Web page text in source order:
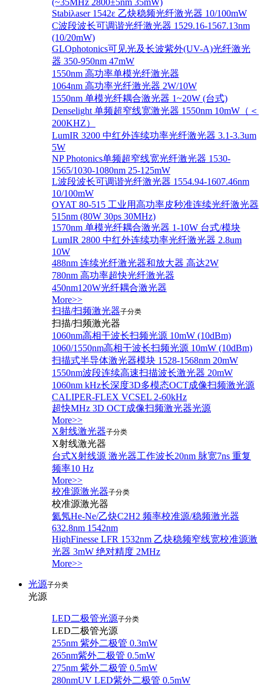
(~35MHz 2800±5nm 35mW)
Stabiλaser 1542ε 乙炔稳频光纤激光器 10/100mW
C波段波长可调谐光纤激光器 1529.16-1567.13nm
(10/20mW)
GLOphotonics可见光及长波紫外(UV-A)光纤激光
器 350-950nm 47mW
1550nm 高功率单模光纤激光器
1064nm 高功率光纤激光器 2W/10W
1550nm 单模光纤耦合激光器 1~20W (台式)
Denselight 单频超窄线宽激光器 1550nm 10mW（＜
200KHZ）
LumIR 3200 中红外连续功率光纤激光器 3.1-3.3um
5W
NP Photonics单频超窄线宽光纤激光器 1530-
1565/1030-1080nm 25-125mW
L波段波长可调谐光纤激光器 1554.94-1607.46nm
10/100mW
OYAT 80-515 工业用高功率皮秒准连续光纤激光器
515nm (80W 30ps 30MHz)
1570nm 单模光纤耦合激光器 1-10W 台式/模块
LumIR 2800 中红外连续功率光纤激光器 2.8um
10W
488nm 连续光纤激光器和放大器 高达2W
780nm 高功率超快光纤激光器
450nm120W光纤耦合激光器
More>>
扫描/扫频激光器子分类
扫描/扫频激光器
1060nm高相干波长扫频光源 10mW (10dBm)
1060/1550nm高相干波长扫频光源 10mW (10dBm)
扫描式半导体激光器模块 1528-1568nm 20mW
1550nm波段连续高速扫描波长激光器 20mW
1060nm kHz长深度3D多模态OCT成像扫频激光源
CALIPER-FLEX VCSEL 2-60kHz
超快MHz 3D OCT成像扫频激光器光源
More>>
X射线激光器子分类
X射线激光器
台式X射线源 激光器工作波长20nm 脉宽7ns 重复
频率10 Hz
More>>
校准源激光器子分类
校准源激光器
氦氖He-Ne/乙炔C2H2 频率校准源/稳频激光器
632.8nm 1542nm
HighFinesse LFR 1532nm 乙炔稳频窄线宽校准源激
光器 3mW 绝对精度 2MHz
More>>
光源子分类
光源
LED二极管光源子分类
LED二极管光源
255nm 紫外二极管 0.3mW
265nm紫外二极管 0.5mW
275nm 紫外二极管 0.5mW
280nmUV LED紫外二极管 0.5mW